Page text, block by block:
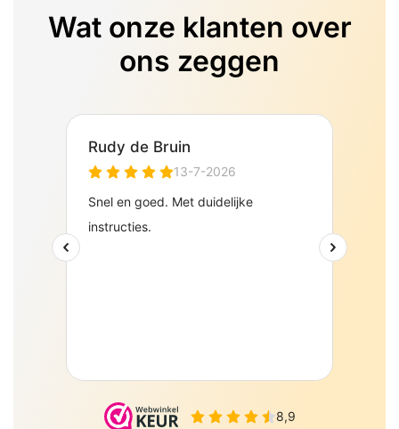
Wat onze klanten over
ons zeggen